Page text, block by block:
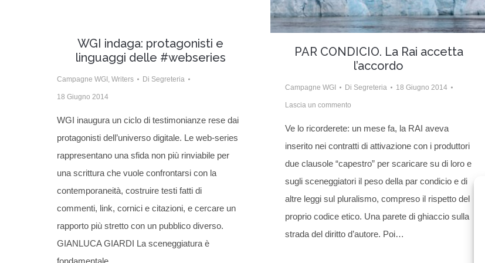
WGI indaga: protagonisti e
linguaggi delle #webseries
Campagne WGI , Writers Di Segreteria
18 Giugno 2014
WGI inaugura un ciclo di testimonianze rese dai
protagonisti dell’universo digitale. Le web-series
rappresentano una sfida non più rinviabile per
una scrittura che vuole confrontarsi con la
contemporaneità, costruire testi fatti di
commenti, link, cornici e citazioni, e cercare un
rapporto più stretto con un pubblico diverso.
GIANLUCA GIARDI La sceneggiatura è
PAR CONDICIO. La Rai accetta
l’accordo
Campagne WGI Di Segreteria 18 Giugno 2014
Lascia un commento
Ve lo ricorderete: un mese fa, la RAI aveva
inserito nei contratti di attivazione con i produttori
due clausole “capestro” per scaricare su di loro e
sugli sceneggiatori il peso della par condicio e di
altre leggi sul pluralismo, compreso il rispetto del
proprio codice etico. Una parete di ghiaccio sulla
strada del diritto d’autore. Poi…